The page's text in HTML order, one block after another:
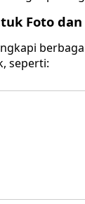
Foto
seperti: